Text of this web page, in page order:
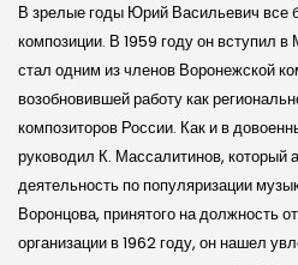
В зрелые годы Юрий Васильевич все
композиции. В 1959 году он вступил
стал одним из членов Воронежской
возобновившей работу как
композиторов России. Как и в
руководил К. Массалитинов,
деятельность по популяризации
Воронцова, принятого на должность
организации в 1962 году, он нашел